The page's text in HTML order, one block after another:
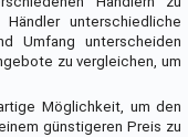
unterschiedliche
Umfang unterscheiden
zu vergleichen, um
Möglichkeit, um den
günstigeren Preis zu